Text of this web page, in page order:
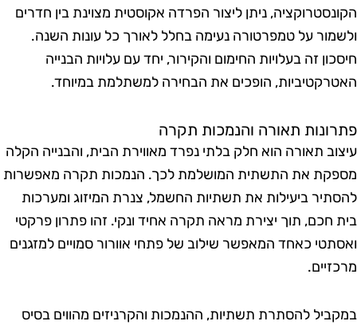
ניתן ליצור הפרדה אקוסטית מצוינת בין חדרים
על טמפרטורה נעימה בחלל לאורך כל עונות השנה.
זה בעלויות החימום והקירור, יחד עם עלויות הבנייה
הופכים את הבחירה למשתלמת במיוחד.
תאורה והנמכות תקרה
תאורה הוא חלק בלתי נפרד מאווירת הבית, והבנייה הקלה
את התשתית המושלמת לכך. הנמכות תקרה מאפשרות
ביעילות את תשתיות החשמל, צנרת המיזוג ומערכות
חכם, תוך יצירת מראה תקרה אחיד ונקי. זהו פתרון פרקטי
כאחד המאפשר שילוב של פתחי אוורור סמויים למזגנים
להסתרת תשתיות, ההנמכות והקרניזים מהווים בסיס